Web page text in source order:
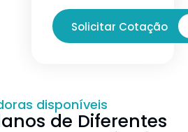
Solicitar Cotação
disponíveis
de Diferentes